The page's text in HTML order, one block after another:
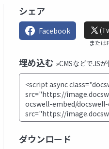
シェア
Facebook
または
埋め込む »CMSなどでJS
ダウンロード